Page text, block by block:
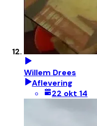
Willem Drees
Aflevering
22 okt 14